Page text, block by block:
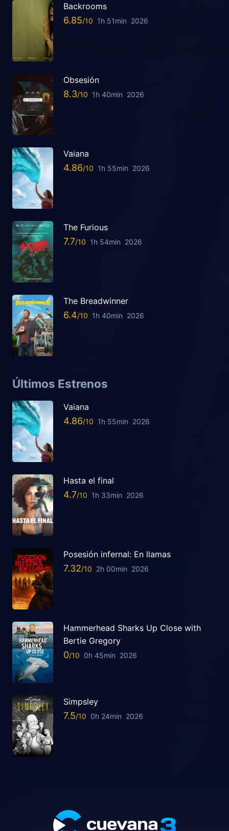
Backrooms
6.85 1h 51min 2026
Obsesión
8.3 1h 40min 2026
Vaiana
4.86 1h 55min 2026
The Furious
7.7 1h 54min 2026
The Breadwinner
6.4 1h 40min 2026
Últimos Estrenos
Vaiana
4.86 1h 55min 2026
Hasta el final
4.7 1h 33min 2026
Posesión infernal: En llamas
7.32 2h 00min 2026
Hammerhead Sharks Up Close with
Bertie Gregory
0 0h 45min 2026
Simpsley
7.5 0h 24min 2026